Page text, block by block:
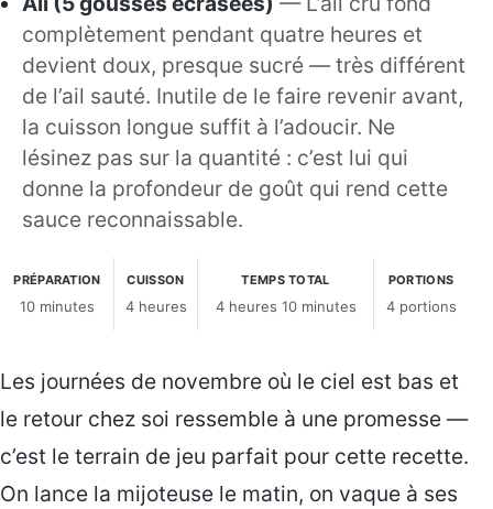
complètement pendant quatre heures et
devient doux, presque sucré — très différent
de l’ail sauté. Inutile de le faire revenir avant,
la cuisson longue suffit à l’adoucir. Ne
lésinez pas sur la quantité : c’est lui qui
donne la profondeur de goût qui rend cette
sauce reconnaissable.
PRÉPARATION
10 minutes
CUISSON
4 heures
TEMPS TOTAL
4 heures 10 minutes
PORTIONS
4 portions
Les journées de novembre où le ciel est bas et
le retour chez soi ressemble à une promesse —
c’est le terrain de jeu parfait pour cette recette.
On lance la mijoteuse le matin, on vaque à ses